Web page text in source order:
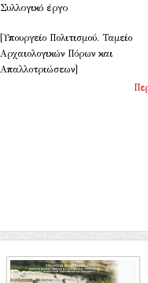
Συλλογικό έργο
[Υπουργείο Πολιτισμού. Ταμείο
Αρχαιολογικών Πόρων και
Απαλλοτριώσεων]